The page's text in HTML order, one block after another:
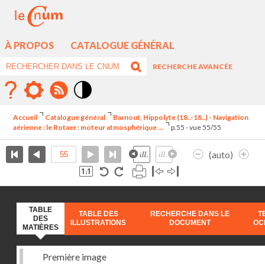
À PROPOS CATALOGUE GÉNÉRAL
RECHERCHE AVANCÉE
élévé
Accueil Catalogue général
Barnout, Hippolyte (18..-18..) - Navigation
aérienne : le Rotaer : moteur atmosphérique ...
p.55 - vue 55/55
(auto)
TABLE
DES
MATIÈRES
TABLE DES
ILLUSTRATIONS
RECHERCHE DANS LE
DOCUMENT
Première image